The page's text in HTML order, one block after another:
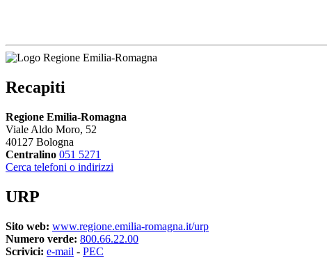
Recapiti
Regione Emilia-Romagna
Viale Aldo Moro, 52
40127 Bologna
Centralino 051 5271
Cerca telefoni o indirizzi
URP
Sito web: www.regione.emilia-romagna.it/urp
Numero verde: 800.66.22.00
Scrivici: e-mail - PEC